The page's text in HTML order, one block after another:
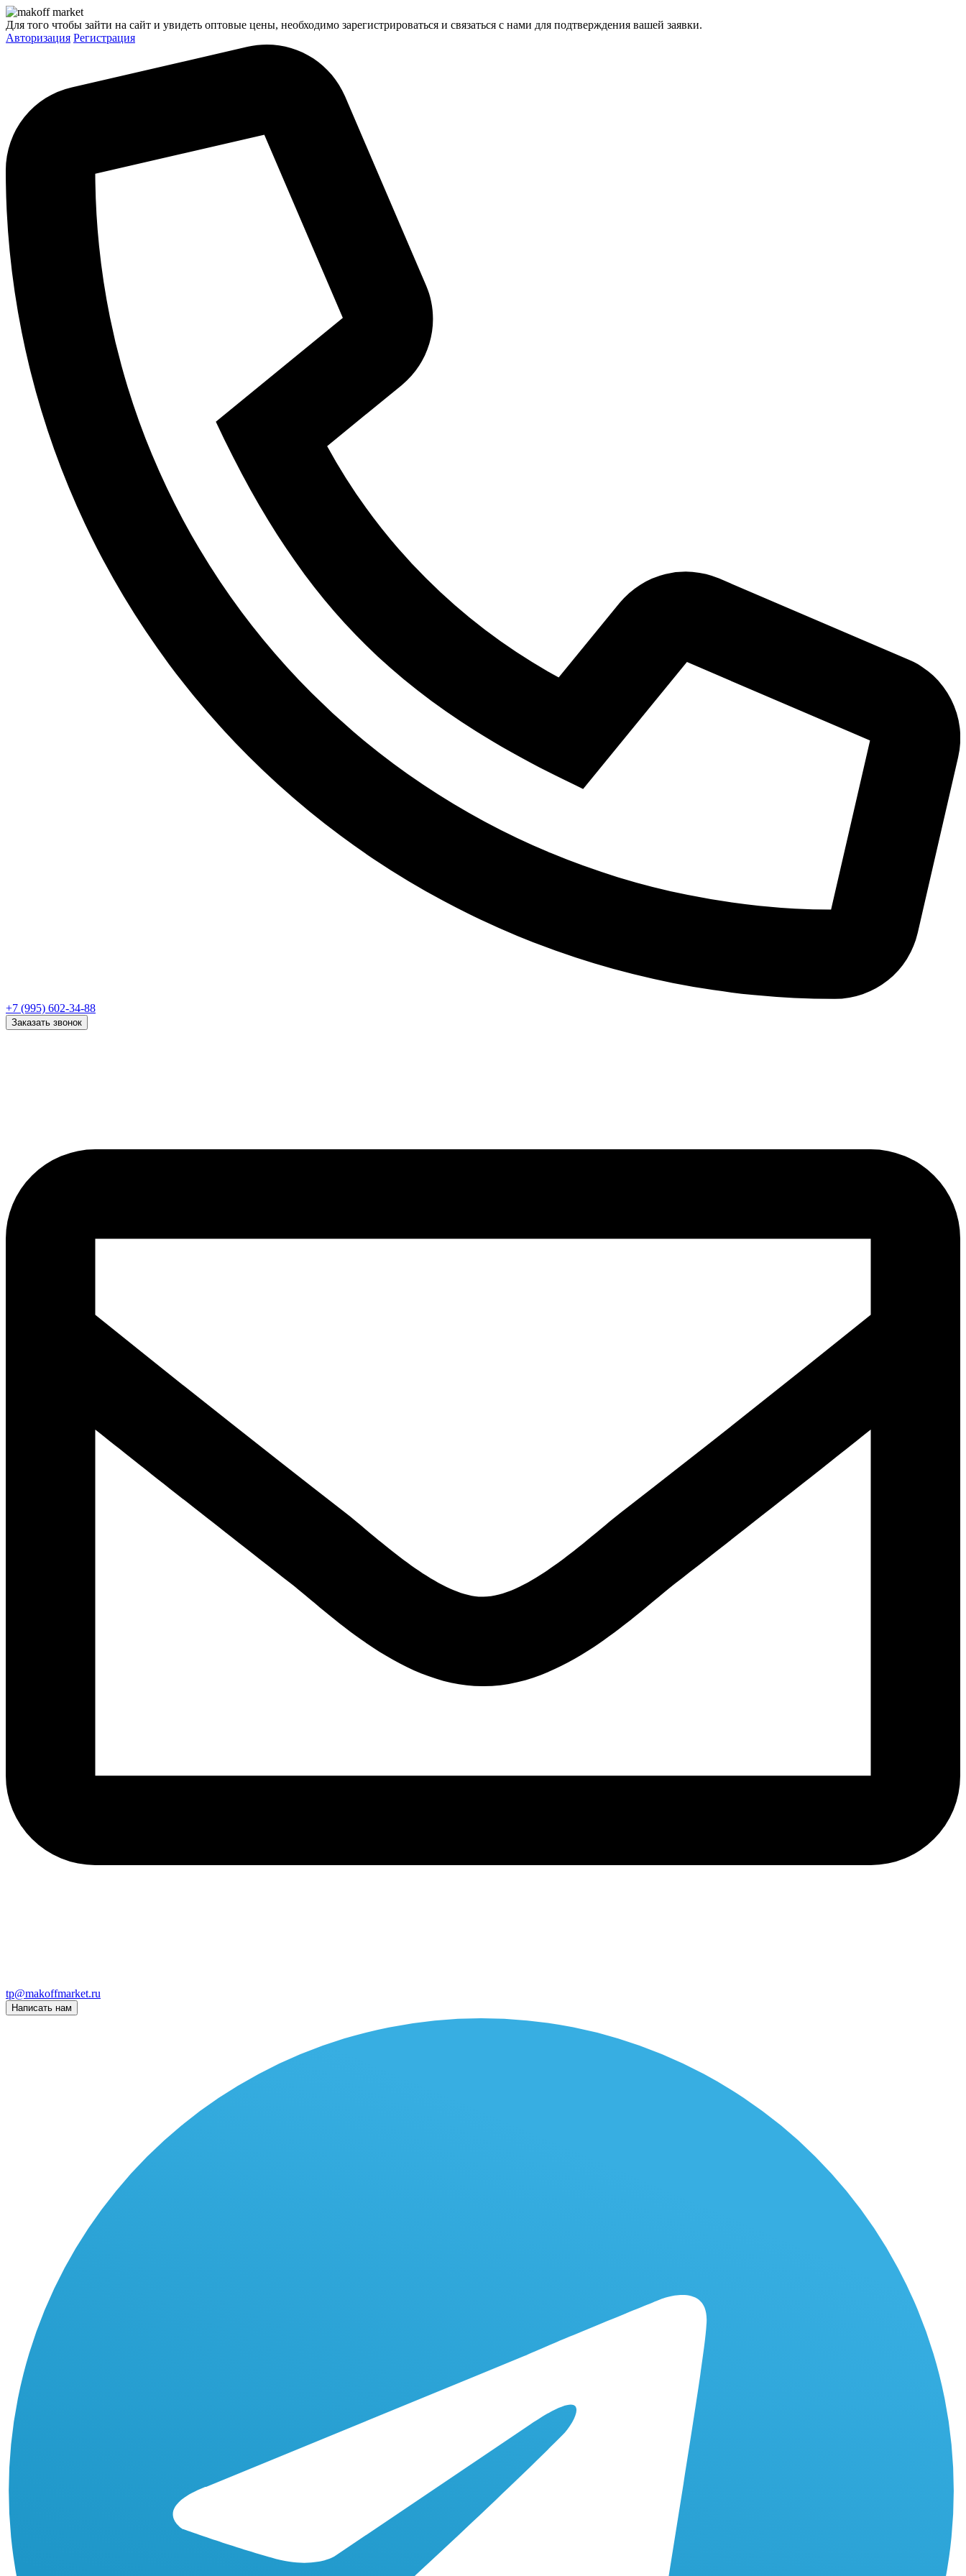
Для того чтобы зайти на сайт и увидеть оптовые цены, необходимо зарегистрироваться и связаться с нами для подтверждения вашей заявки.
Авторизация Регистрация
+7 (995) 602-34-88
Заказать звонок
tp@makoffmarket.ru
Написать нам